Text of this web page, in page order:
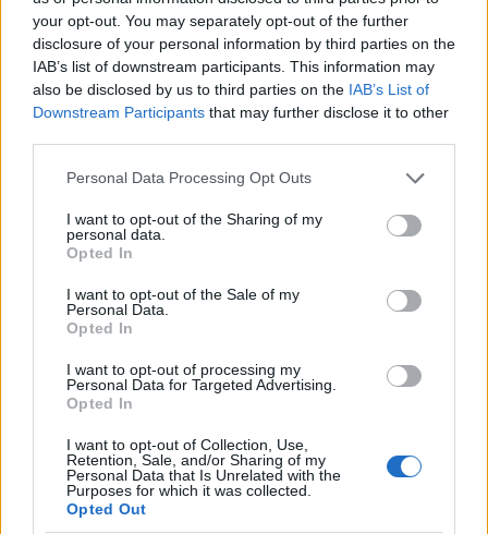
your opt-out. You may separately opt-out of the further
disclosure of your personal information by third parties on the
IAB’s list of downstream participants. This information may
also be disclosed by us to third parties on the IAB’s List of
Downstream Participants that may further disclose it to other
Please note that this website/app uses one or more Google
not limited to your visit or usage behaviour. You may click to
grant or deny consent to Google and its third-party tags to
use your data for below specified purposes in below Google
consent section.
Personal Data Processing Opt Outs
I want to opt-out of the Sharing of my
personal data.
Opted In
I want to opt-out of the Sale of my
Personal Data.
Opted In
I want to opt-out of processing my
Personal Data for Targeted Advertising.
Opted In
I want to opt-out of Collection, Use,
Retention, Sale, and/or Sharing of my
Personal Data that Is Unrelated with the
Purposes for which it was collected.
Opted Out
τη βασική αρχή συμφωνούμε. Επαναπροσδιορισμό όμως
αδύναμων. Με την πιλοτική εφαρμογή για το νέο επίδομα
προκύπτει. Καταρχάς να διευκρινίσουμε ότι το επίδομα
μεσοσταθμικά περίπου το 15% του συνόλου των
δικαιούχους του επιδόματος ανεργίας και να αφήσει
μεγάλη πλειοψηφία των εργαζομένων. Η κυβέρνηση
εμπροσθοβαρούς καταβολής του επιδόματος, για να μη
περικόψει δαπάνες και θα μειώσει δικαιούχους. Οι
πρόγραμμα για την τακτική επιδότηση ανεργίας
καταβολή του νέου επιδόματος ανεργίας θα λειτουργήσει
επανένταξη στην αγορά εργασίας. Μα, αν ήταν έτσι, δεν
ΔΥΠΑ μακροχρόνια ανέργους χωρίς επίδομα, που
ανέργους. Αφού δηλαδή οι προτείνοντες το νέο επίδομα
λιγότερο επίδομα ανεργίας λαμβάνει κανείς τόσο
εργασία, γιατί δεν έχουν βρει εργασία οι 815.000
της ΔΥΠΑ που δεν λαμβάνουν κανένα επίδομα ανεργίας;
μακροχρόνια άνεργοι που δεν λαμβάνουν επίδομα